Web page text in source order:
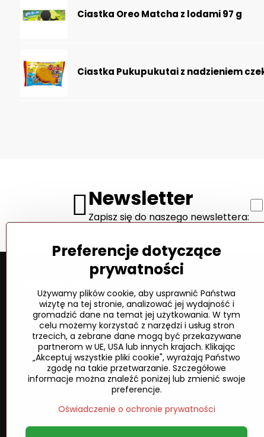
Ciastka Oreo Matcha z lodami 97 g
Ciastka Pukupukutai z nadzieniem
Newsletter
Zapisz się do naszego newslettera:
Ważne linki
Kontakt
Wysyłka i płatność
Zasady i warunki
Polityka prywatności
Preferencje dotyczące
prywatności
Używamy plików cookie, aby usprawnić Państwa
wizytę na tej stronie, analizować jej wydajność i
gromadzić dane na temat jej użytkowania. W tym
celu możemy korzystać z narzędzi i usług stron
trzecich, a zebrane dane mogą być przekazywane
partnerom w UE, USA lub innych krajach. Klikając
„Akceptuj wszystkie pliki cookie", wyrażają Państwo
zgodę na takie przetwarzanie. Szczegółowe
informacje można znaleźć poniżej lub zmienić swoje
preferencje.
Oświadczenie o ochronie prywatności